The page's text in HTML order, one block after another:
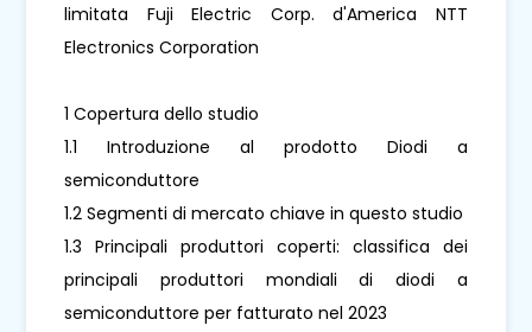
limitata Fuji Electric Corp. d'America NTT
Electronics Corporation
1 Copertura dello studio
1.1 Introduzione al prodotto Diodi a
semiconduttore
1.2 Segmenti di mercato chiave in questo studio
1.3 Principali produttori coperti: classifica dei
principali produttori mondiali di diodi a
semiconduttore per fatturato nel 2023